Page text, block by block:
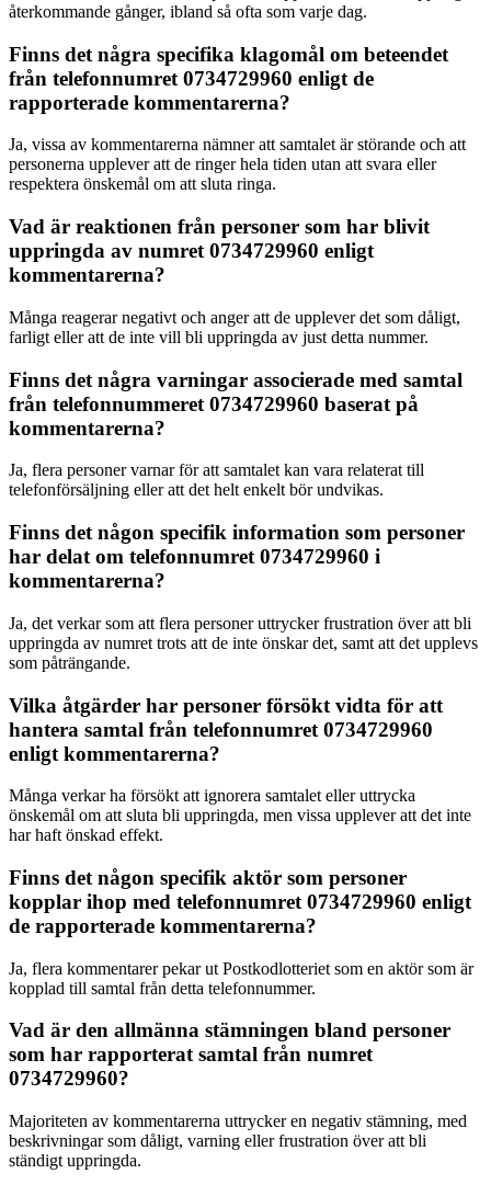
återkommande gånger, ibland så ofta som varje dag.
Finns det några specifika klagomål om beteendet
från telefonnumret 0734729960 enligt de
rapporterade kommentarerna?
Ja, vissa av kommentarerna nämner att samtalet är störande och att
personerna upplever att de ringer hela tiden utan att svara eller
respektera önskemål om att sluta ringa.
Vad är reaktionen från personer som har blivit
uppringda av numret 0734729960 enligt
kommentarerna?
Många reagerar negativt och anger att de upplever det som dåligt,
farligt eller att de inte vill bli uppringda av just detta nummer.
Finns det några varningar associerade med samtal
från telefonnummeret 0734729960 baserat på
kommentarerna?
Ja, flera personer varnar för att samtalet kan vara relaterat till
telefonförsäljning eller att det helt enkelt bör undvikas.
Finns det någon specifik information som personer
har delat om telefonnumret 0734729960 i
kommentarerna?
Ja, det verkar som att flera personer uttrycker frustration över att bli
uppringda av numret trots att de inte önskar det, samt att det upplevs
som påträngande.
Vilka åtgärder har personer försökt vidta för att
hantera samtal från telefonnumret 0734729960
enligt kommentarerna?
Många verkar ha försökt att ignorera samtalet eller uttrycka
önskemål om att sluta bli uppringda, men vissa upplever att det inte
har haft önskad effekt.
Finns det någon specifik aktör som personer
kopplar ihop med telefonnumret 0734729960 enligt
de rapporterade kommentarerna?
Ja, flera kommentarer pekar ut Postkodlotteriet som en aktör som är
kopplad till samtal från detta telefonnummer.
Vad är den allmänna stämningen bland personer
som har rapporterat samtal från numret
0734729960?
Majoriteten av kommentarerna uttrycker en negativ stämning, med
beskrivningar som dåligt, varning eller frustration över att bli
ständigt uppringda.